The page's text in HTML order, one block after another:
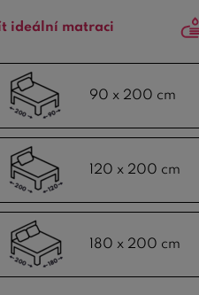
ideální matraci
90 x 200 cm
120 x 200 cm
180 x 200 cm